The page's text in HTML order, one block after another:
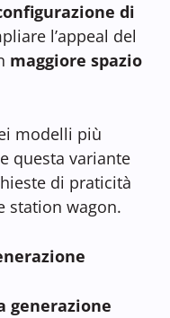
di
l’appeal del
maggiore spazio
modelli più
questa variante
di praticità
station wagon.
generazione